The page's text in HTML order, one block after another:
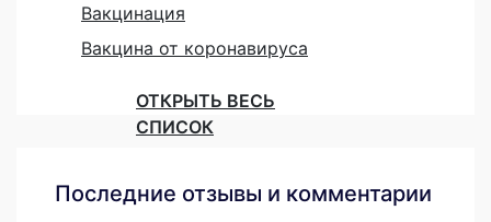
Вакцинация
Вакцина от коронавируса
ОТКРЫТЬ ВЕСЬ
СПИСОК
Последние отзывы и комментарии